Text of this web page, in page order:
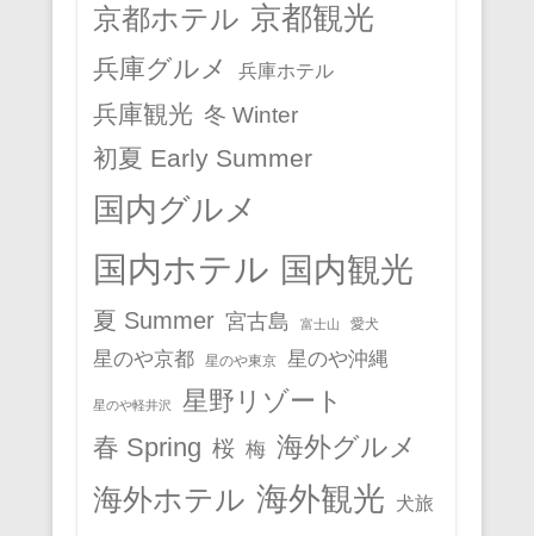
京都ホテル 京都観光
兵庫グルメ 兵庫ホテル
兵庫観光 冬 Winter
初夏 Early Summer
国内グルメ
国内ホテル 国内観光
夏 Summer 宮古島 富士山 愛犬
星のや京都 星のや東京 星のや沖縄
星のや軽井沢
星野リゾート
春 Spring 桜 梅 海外グルメ
海外ホテル 海外観光 犬旅